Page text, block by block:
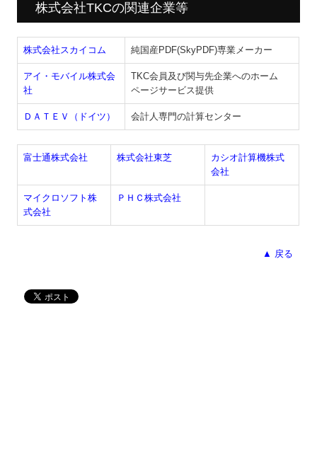
株式会社TKCの関連企業等
株式会社スカイコム 純国産PDF(SkyPDF)専業メーカー
アイ・モバイル株式会
社
TKC会員及び関与先企業へのホーム
ページサービス提供
ＤＡＴＥＶ（ドイツ） 会計人専門の計算センター
富士通株式会社 株式会社東芝
カシオ計算機株式
会社
マイクロソフト株
式会社
ＰＨＣ株式会社
▲ 戻る